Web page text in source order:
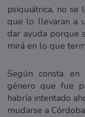
psiquiátrica, no se
que lo llevaran a
dar ayuda porque
mirá en lo que
Según consta
género que fue
habría intentado
mudarse a